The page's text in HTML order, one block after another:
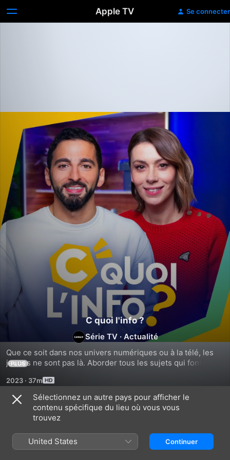
Apple TV Se connecter
C quoi l'info ?
Série TV · Actualité
Que ce soit dans nos univers numériques ou à la télé, les
jeunes ne sont pas là. Aborder tous les sujets qui font
est l'ambition de cette émission.
PLUS
2023 · 37m
Saison 2023
Sélectionnez un autre pays pour afficher le
contenu spécifique du lieu où vous vous
trouvez
United States Continuer